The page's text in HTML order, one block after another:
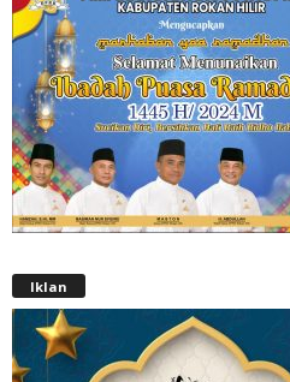
Iklan